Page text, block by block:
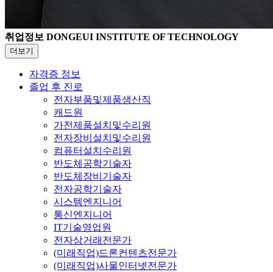
취업정보 DONGEUI INSTITUTE OF TECHNOLOGY
더보기
자격증 정보
졸업 후 진로
전자부품및제품생산직
캐드원
가전제품설치및수리원
전자장비설치및수리원
컴퓨터설치수리원
반도체공학기술자
반도체장비기술자
전자공학기술자
시스템엔지니어
통신엔지니어
IT기술영업원
전자상거래전문가
(미래직업)드론컨텐츠전문가
(미래직업)사물인터넷전문가